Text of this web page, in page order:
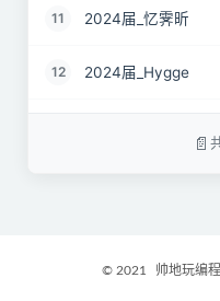
11 2024届_忆霁昕
12 2024届_Hygge
© 2021 帅地玩编程